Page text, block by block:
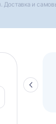
Доставка и
Стрелка